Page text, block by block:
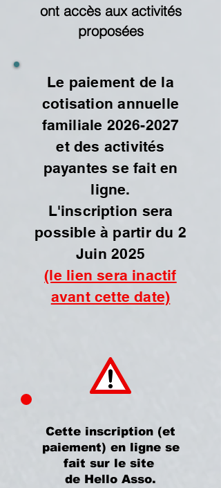
ont accès aux activités
proposées
Le paiement de la
cotisation annuelle
familiale 2026-2027
et des activités
payantes se fait en
ligne.
L'inscription sera
possible à partir du 2
Juin 2025
(le lien sera inactif
avant cette date)
Cette inscription (et
paiement) en ligne se
fait sur le site
de Hello Asso.